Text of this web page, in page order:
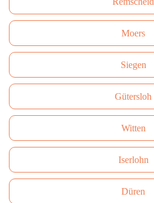
Moers
Siegen
Gütersloh
Witten
Iserlohn
Düren